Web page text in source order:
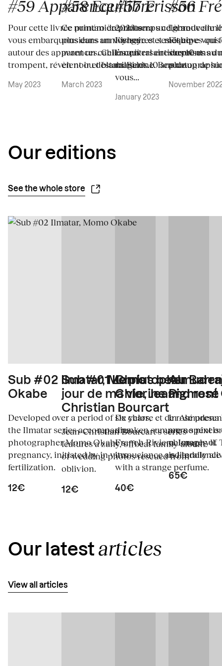
#59 Apparence
Pour cette livrée printanière, nous
vous embarquons dans un voyage
autour des apparences. Celles qui
trompent, révèlent ou déstabilisent....
May 2023
#58 Équilibre
Ce numéro de printemps célèbre
plusieurs anniversaires et met en
avant un cahier central entièrement
en noir et blanc. Si les 10 ans de...
March 2023
#57 Frisson
2023 sera une grande
Fisheye et ses équipes qui
l’anniversaire des 10 ans du
magazine. Beaucoup de
vous...
January 2023
#56
La nouvelle
Fisheye vous
surprises au
November
Our editions
See the whole store
Sub #02 Ilmatar, Momo
Okabe
Developed over a period of six years,
the Ilmatar series accompanies
photographer Momo Okabe's
pregnancy, initiated by in vitro
fertilization.
12€
Sub #01 Le plus beau
jour de ma vie, Jean-
Christian Bourcart
Jean-Christian Bourcart's series
features a zany, offbeat family album
of wedding photos rescued from
oblivion.
12€
Christopher
Chlorine and rosé
De chlore et de rosé
drunken summers spent
French Riviera. Images of
insouciance and
with a strange perfume.
40€
Pigment
In Almudena
are no pixels
chlorophyll.
is literally
65€
Our latest articles
View all articles